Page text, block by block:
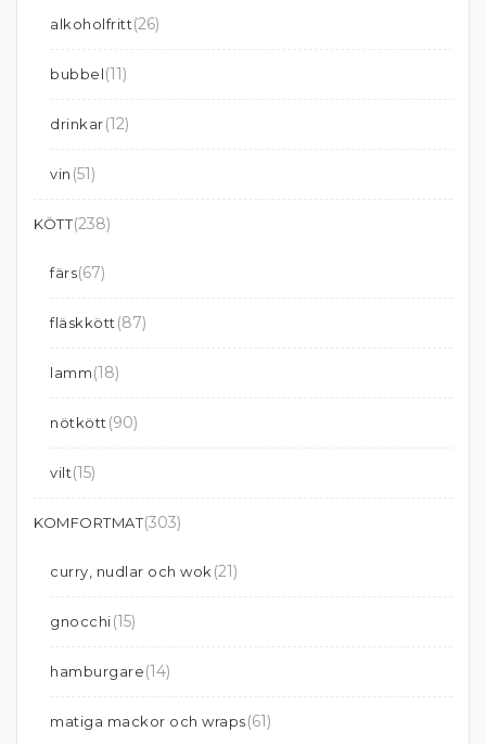
alkoholfritt(26)
bubbel(11)
drinkar(12)
vin (51)
KÖTT(238)
färs(67)
fläskkött (87)
lamm(18)
nötkött (90)
vilt(15)
KOMFORTMAT(303)
curry, nudlar och wok (21)
gnocchi(15)
hamburgare(14)
matiga mackor och wraps(61)